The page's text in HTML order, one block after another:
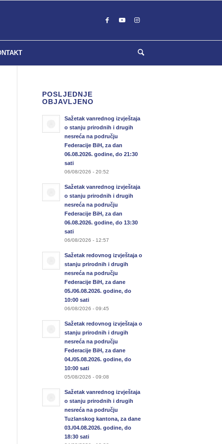
POSLJEDNJE
OBJAVLJENO
Sažetak vanrednog izvještaja
o stanju prirodnih i drugih
nesreća na području
Federacije BiH, za dan
06.08.2026. godine, do 21:30
sati
06/08/2026 - 20:52
Sažetak vanrednog izvještaja
o stanju prirodnih i drugih
nesreća na području
Federacije BiH, za dan
06.08.2026. godine, do 13:30
sati
06/08/2026 - 12:57
Sažetak redovnog izvještaja o
stanju prirodnih i drugih
nesreća na području
Federacije BiH, za dane
05./06.08.2026. godine, do
10:00 sati
06/08/2026 - 09:45
Sažetak redovnog izvještaja o
stanju prirodnih i drugih
nesreća na području
Federacije BiH, za dane
04./05.08.2026. godine, do
10:00 sati
05/08/2026 - 09:08
Sažetak vanrednog izvještaja
o stanju prirodnih i drugih
nesreća na području
Tuzlanskog kantona, za dane
03./04.08.2026. godine, do
18:30 sati